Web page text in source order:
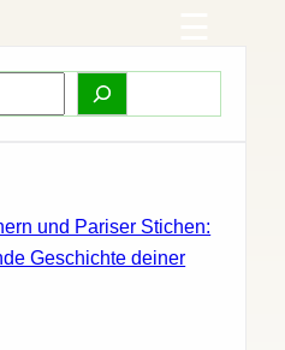
und Pariser Stichen:
Geschichte deiner